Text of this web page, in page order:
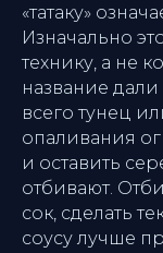
«татаку»
Изначально
технику, а не
название
всего тунец
опаливания
и оставить
отбивают.
сок, сделать
соусу лучше